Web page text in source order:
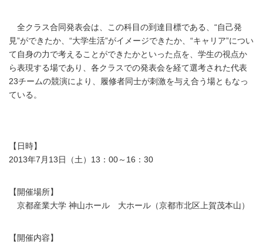
全クラス合同発表会は、この科目の到達目標である、“自己発
見”ができたか、“大学生活”がイメージできたか、“キャリア”につい
て自身の力で考えることができたかといった点を、学生の視点か
ら表現する場であり、各クラスでの発表会を経て選考された代表
23チームの競演により、履修者同士が刺激を与え合う場ともなっ
ている。
【日時】
2013年7月13日（土）13：00～16：30
【開催場所】
京都産業大学 神山ホール 大ホール（京都市北区上賀茂本山）
【開催内容】